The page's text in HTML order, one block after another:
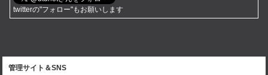
twitterの"フォロー"もお願いします
管理サイト＆SNS